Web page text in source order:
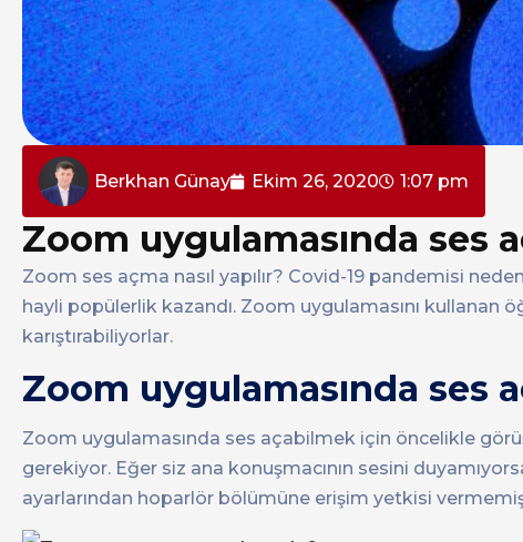
Berkhan Günay Ekim 26, 2020 1:07 pm
Zoom uygulamasında ses
Zoom ses açma nasıl yapılır? Covid-19 pandemisi
hayli popülerlik kazandı. Zoom uygulamasını kullanan
karıştırabiliyorlar.
Zoom uygulamasında ses
Zoom uygulamasında ses açabilmek için öncelikle
gerekiyor. Eğer siz ana konuşmacının sesini
ayarlarından hoparlör bölümüne erişim yetkisi